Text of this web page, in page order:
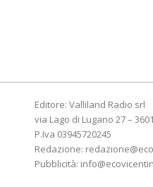
Editore: Valliland Radio srl
via Lago di Lugano 27 –
P.Iva 03945720245
Redazione:
Pubblicità: